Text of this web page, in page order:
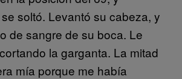
soltó. Levantó su cabeza, y
de sangre de su boca. Le
la garganta. La mitad
mía porque me había